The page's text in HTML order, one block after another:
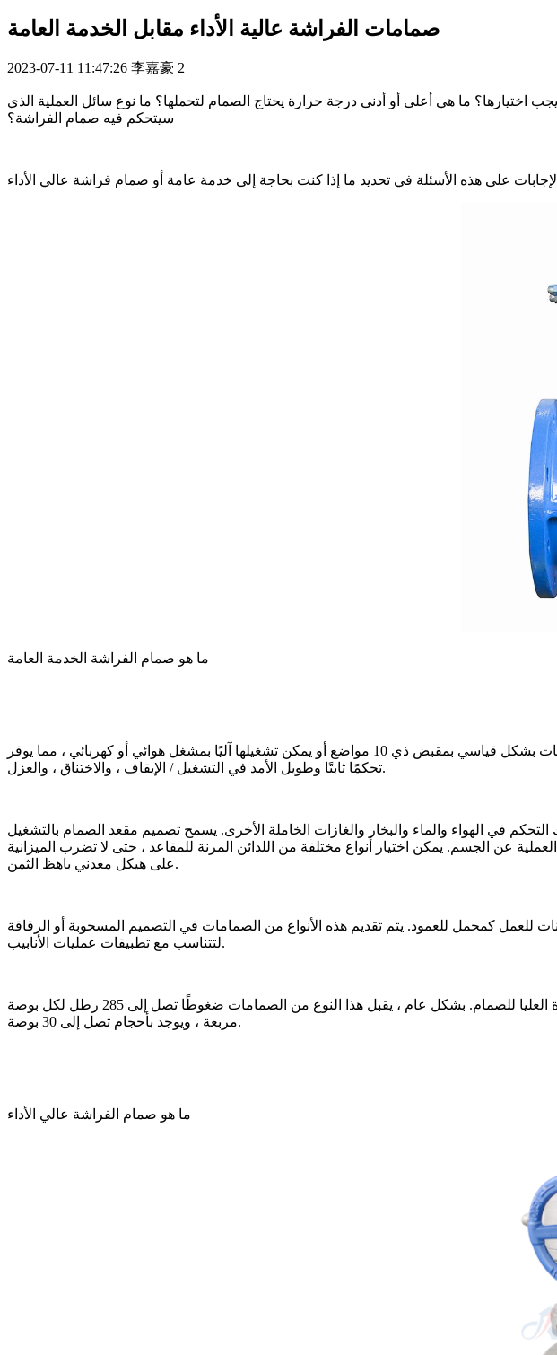
صمامات الفراشة عالية الأداء مقابل الخدمة العامة
2023-07-11 11:47:26 李嘉豪 2
اختيارها؟ ما هي أعلى أو أدنى درجة حرارة يحتاج الصمام لتحملها؟ ما نوع سائل العملية الذي
سيتحكم فيه صمام الفراشة؟
ما هو صمام الفراشة الخدمة العامة
صممت صمامات الفراشة للخدمة العامة للتشغيل في تطبيقات الأغراض العامة المفاجئة. يتم تزويد الصمامات بشكل قياسي بمقبض ذي 10 مواضع أو يمكن تشغيلها آليًا بمشغل هوائي أو كهربائي ، مما يوفر
تحكمًا ثابتًا وطويل الأمد في التشغيل / الإيقاف ، والاختناق ، والعزل.
في الهواء والماء والبخار والغازات الخاملة الأخرى. يسمح تصميم مقعد الصمام بالتشغيل
عن الجسم. يمكن اختيار أنواع مختلفة من اللدائن المرنة للمقاعد ، حتى لا تضرب الميزانية
على هيكل معدني باهظ الثمن.
للعمل كمحمل للعمود. يتم تقديم هذه الأنواع من الصمامات في التصميم المسحوبة أو الرقاقة
لتتناسب مع تطبيقات عمليات الأنابيب.
تكون عزم الدوران بشكل عام أعلى من صمام الفراشة عالي الأداء ، وتحد مادة المقعد من نطاق درجة الحرارة العليا للصمام. بشكل عام ، يقبل هذا النوع من الصمامات ضغوطًا تصل إلى 285 رطل لكل بوصة
مربعة ، ويوجد بأحجام تصل إلى 30 بوصة.
ما هو صمام الفراشة عالي الأداء